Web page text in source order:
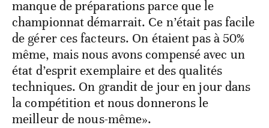
manque de préparations parce que le
championnat démarrait. Ce n’était pas facile
de gérer ces facteurs. On étaient pas à 50%
même, mais nous avons compensé avec un
état d’esprit exemplaire et des qualités
techniques. On grandit de jour en jour dans
la compétition et nous donnerons le
meilleur de nous-même».